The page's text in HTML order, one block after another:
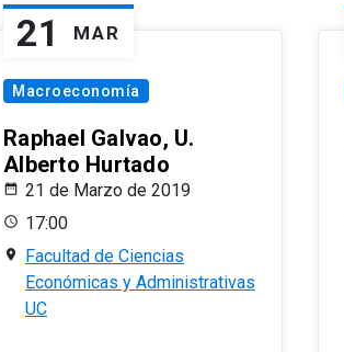
21 MAR
Macroeconomía
Raphael Galvao, U.
Alberto Hurtado
21 de Marzo de 2019
17:00
Facultad de Ciencias
Económicas y Administrativas
UC